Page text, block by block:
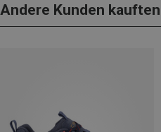
Andere Kunden